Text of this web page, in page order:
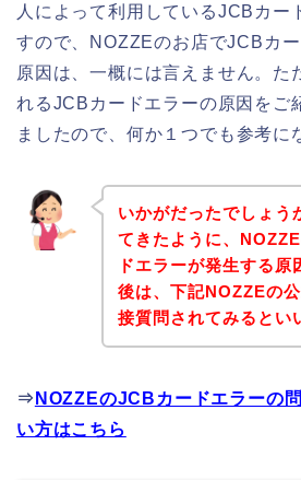
人によって利用しているJCBカー
すので、NOZZEのお店でJCBカ
原因は、一概には言えません。た
れるJCBカードエラーの原因をご
ましたので、何か１つでも参考に
いかがだったでしょう
てきたように、
ドエラーが発生する原
後は、下記NOZZEの
接質問されてみるとい
⇒ NOZZEのJCBカードエラーの
い方はこちら